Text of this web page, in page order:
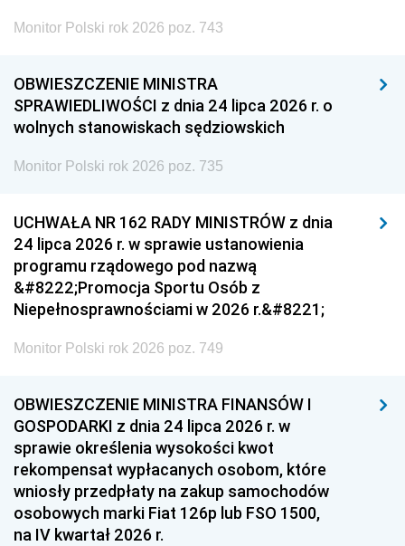
Monitor Polski rok 2026 poz. 743
OBWIESZCZENIE MINISTRA
SPRAWIEDLIWOŚCI z dnia 24 lipca 2026 r. o
wolnych stanowiskach sędziowskich
Monitor Polski rok 2026 poz. 735
UCHWAŁA NR 162 RADY MINISTRÓW z dnia
24 lipca 2026 r. w sprawie ustanowienia
programu rządowego pod nazwą
&#8222;Promocja Sportu Osób z
Niepełnosprawnościami w 2026 r.&#8221;
Monitor Polski rok 2026 poz. 749
OBWIESZCZENIE MINISTRA FINANSÓW I
GOSPODARKI z dnia 24 lipca 2026 r. w
sprawie określenia wysokości kwot
rekompensat wypłacanych osobom, które
wniosły przedpłaty na zakup samochodów
osobowych marki Fiat 126p lub FSO 1500,
na IV kwartał 2026 r.